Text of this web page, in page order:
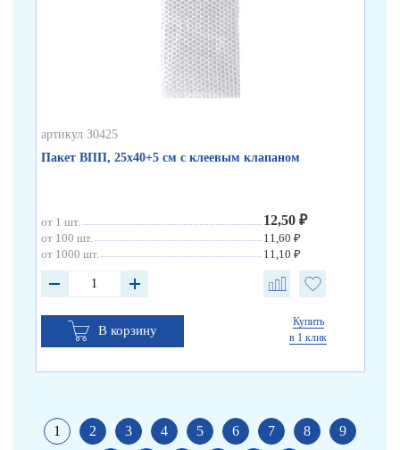
артикул 30425
Пакет ВПП, 25х40+5 см с клеевым клапаном
от 1 шт. 12,50 ₽
от 100 шт.
11,60 ₽
от 1000 шт.
11,10 ₽
В корзину
Купить
в 1 клик
1 2 3 4 5 6 7 8
9